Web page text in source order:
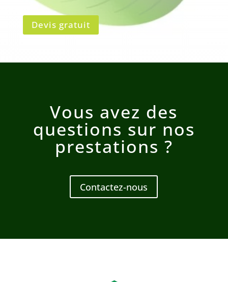
Devis gratuit
Vous avez des
questions sur nos
prestations ?
Contactez-nous